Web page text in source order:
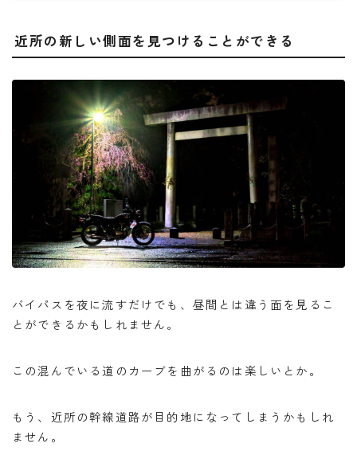
近所の新しい側面を見つけることができる
バイパスを夜に流すだけでも、昼間とは違う面を見るこ
とができるかもしれません。
この混んでいる道のカーブを曲がるのは楽しいとか。
もう、近所の幹線道路が目的地になってしまうかもしれ
ません。